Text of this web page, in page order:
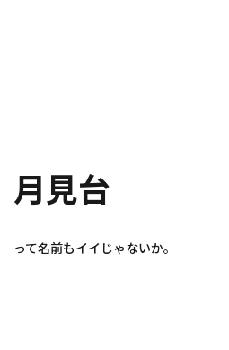
月見台
って名前もイイじゃないか。